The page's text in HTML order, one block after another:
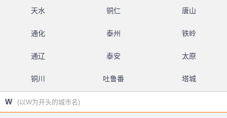
天水 铜仁 唐山
通化 泰州 铁岭
通辽 泰安 太原
铜川 吐鲁番 塔城
W (以W为开头的城市名)